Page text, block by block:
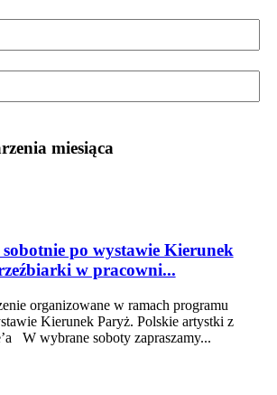
miesiąca
po wystawie Kierunek
w pracowni...
organizowane w ramach programu
Kierunek Paryż. Polskie artystki z
W wybrane soboty zapraszamy...